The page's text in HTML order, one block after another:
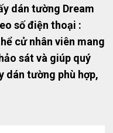
dán tường Dream
số điện thoại :
cử nhân viên mang
sát và giúp quý
dán tường phù hợp,